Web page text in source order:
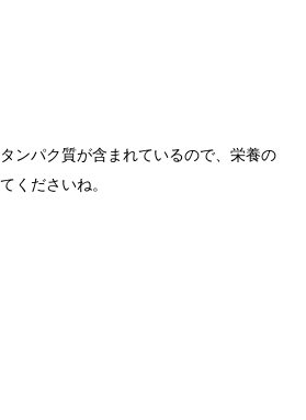
ンパク質が含まれているので、栄養の
くださいね。